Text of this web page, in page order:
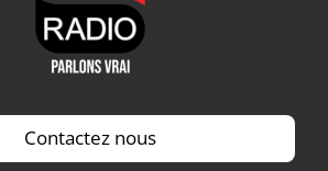
Contactez nous